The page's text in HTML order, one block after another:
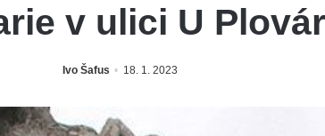
v ulici U
Ivo Šafus 18. 1. 2023